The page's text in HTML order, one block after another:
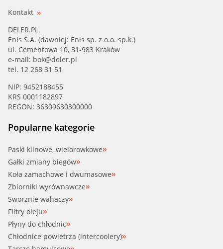
Kontakt
DELER.PL
Enis S.A. (dawniej: Enis sp. z o.o. sp.k.)
ul. Cementowa 10, 31-983 Kraków
e-mail: bok@deler.pl
tel. 12 268 31 51
NIP: 9452188455
KRS 0001182897
REGON: 36309630300000
Popularne kategorie
Paski klinowe, wielorowkowe
Gałki zmiany biegów
Koła zamachowe i dwumasowe
Zbiorniki wyrównawcze
Sworznie wahaczy
Filtry oleju
Płyny do chłodnic
Chłodnice powietrza (intercoolery)